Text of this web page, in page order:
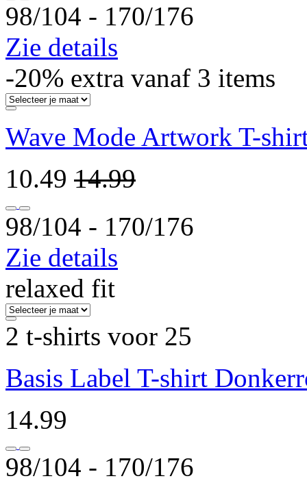
98/104 ‐ 170/176
Zie details
-20% extra vanaf 3 items
Wave Mode Artwork T-
10.49 14.99
98/104 ‐ 170/176
Zie details
relaxed fit
2 t-shirts voor 25
Basis Label T-shirt
14.99
98/104 ‐ 170/176